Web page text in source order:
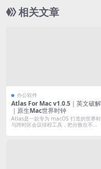
相关文章
办公软件
Atlas For Mac v1.0.5｜英文破
｜原生Mac世界时钟
Atlas是一款专为 macOS 打造的世界
与跨时区会议排程工具，把分散在不...